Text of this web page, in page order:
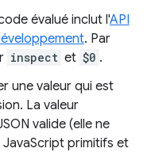
évalué inclut l'API
. Par
inspect et $0 .
une valeur qui est
La valeur
valide (elle ne
primitifs et